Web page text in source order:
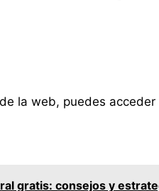
la web, puedes
gratis: consejos y